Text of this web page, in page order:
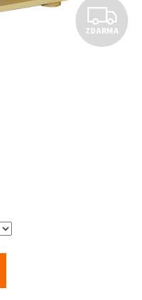
Z
D
ZDARMA